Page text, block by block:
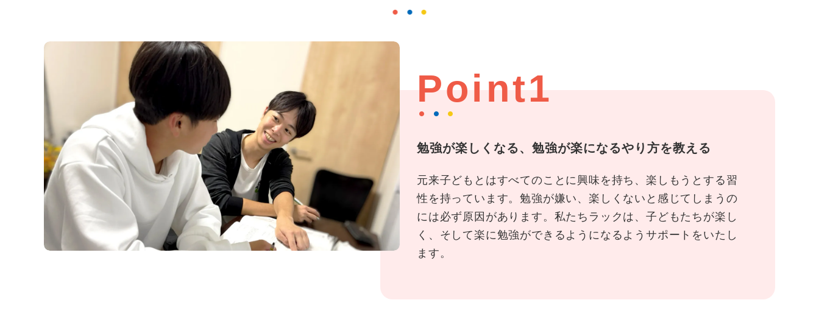
Point1
勉強が楽しくなる、勉強が楽になるやり方を教える
元来子どもとはすべてのことに興味を持ち、楽しもうとする習
性を持っています。勉強が嫌い、楽しくないと感じてしまうの
には必ず原因があります。私たちラックは、子どもたちが楽し
く、そして楽に勉強ができるようになるようサポートをいたし
ます。